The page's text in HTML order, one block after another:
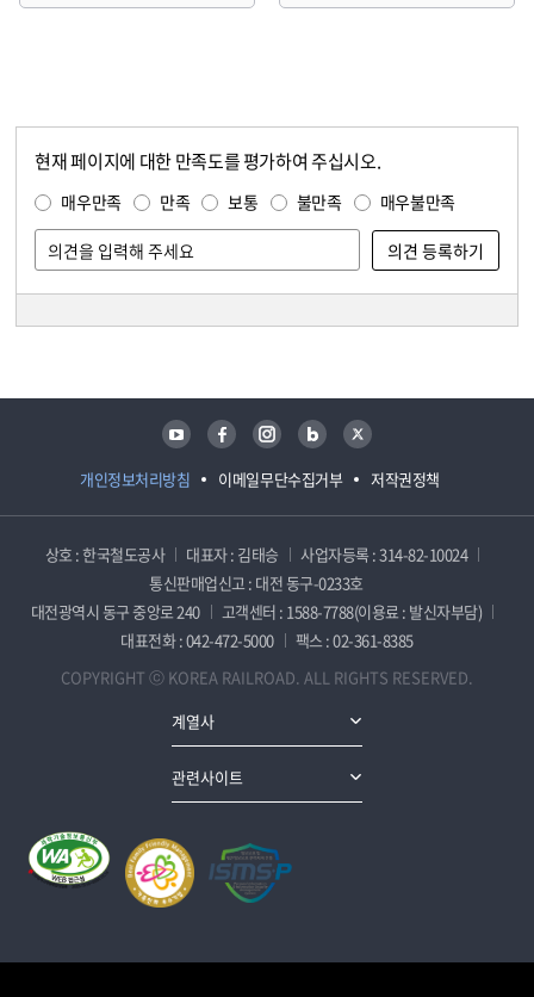
현재 페이지에 대한 만족도를 평가하여 주십시오.
매우만족 만족 보통 불만족 매우불만족
개인정보처리방침 이메일무단수집거부 저작권정책
유튜브 페이스북 인스타그램 블로그 트위터
상호 : 한국철도공사 대표자 : 김태승
사업자등록 : 314-82-10024
통신판매업신고 : 대전 동구-0233호
대전광역시 동구 중앙로 240
고객센터 : 1588-7788(이용료 : 발신자부담)
대표전화 : 042-472-5000
팩스 : 02-361-8385
COPYRIGHT ⓒ KOREA RAILROAD. ALL RIGHTS RESERVED.
계열사
관련사이트